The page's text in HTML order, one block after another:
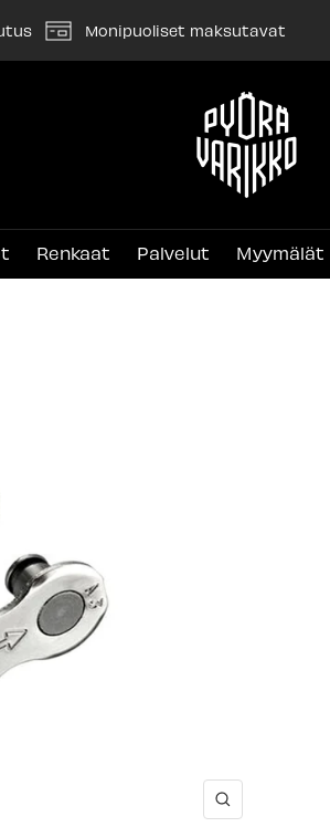
Monipuoliset maksutavat
Pyörävarikko
Renkaat Palvelut Myymälät
Suurenna